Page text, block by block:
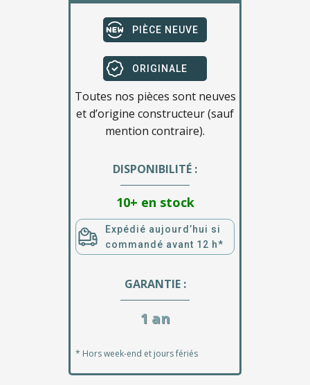
PIÈCE NEUVE
ORIGINALE
Toutes nos pièces sont neuves
et d’origine constructeur (sauf
mention contraire).
DISPONIBILITÉ :
10+ en stock
Expédié aujourd’hui si
commandé avant 12 h*
GARANTIE :
1 an
* Hors week-end et jours fériés